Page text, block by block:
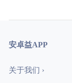
安卓益APP
关于我们 ›